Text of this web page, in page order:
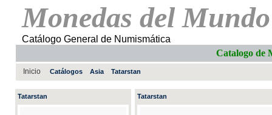
Monedas del Mundo
Catálogo General de Numismática
Catalogo de
Inicio Catálogos Asia Tatarstan
Tatarstan Tatarstan